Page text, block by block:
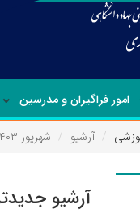
امور فراگیران و مدرسین
آرشیو شهریور ۱۴۰۳
آرشیو